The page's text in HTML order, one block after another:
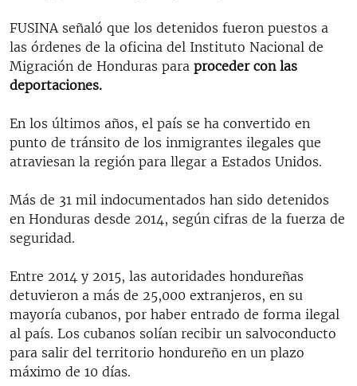
FUSINA señaló que los detenidos fueron puestos a
las órdenes de la oficina del Instituto Nacional de
Migración de Honduras para proceder con las
deportaciones.
En los últimos años, el país se ha convertido en
punto de tránsito de los inmigrantes ilegales que
atraviesan la región para llegar a Estados Unidos.
Más de 31 mil indocumentados han sido detenidos
en Honduras desde 2014, según cifras de la fuerza de
seguridad.
Entre 2014 y 2015, las autoridades hondureñas
detuvieron a más de 25,000 extranjeros, en su
mayoría cubanos, por haber entrado de forma ilegal
al país. Los cubanos solían recibir un salvoconducto
para salir del territorio hondureño en un plazo
máximo de 10 días.